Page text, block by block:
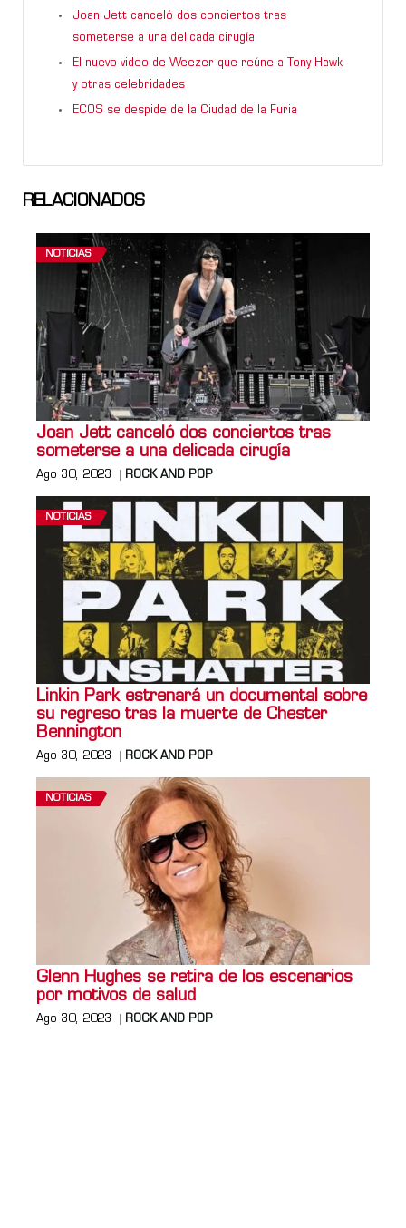
Joan Jett canceló dos conciertos tras
someterse a una delicada cirugía
El nuevo video de Weezer que reúne a Tony Hawk
y otras celebridades
ECOS se despide de la Ciudad de la Furia
RELACIONADOS
NOTICIAS
Joan Jett canceló dos conciertos tras
someterse a una delicada cirugía
Ago 30, 2023 ROCK AND POP
NOTICIAS
Linkin Park estrenará un documental sobre
su regreso tras la muerte de Chester
Bennington
Ago 30, 2023 ROCK AND POP
NOTICIAS
Glenn Hughes se retira de los escenarios
por motivos de salud
Ago 30, 2023 ROCK AND POP